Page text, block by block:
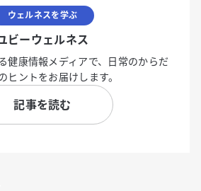
ウェルネスを学ぶ
ビーウェルネス
健康情報メディアで、日常のからだ
ヒントをお届けします。
記事を読む